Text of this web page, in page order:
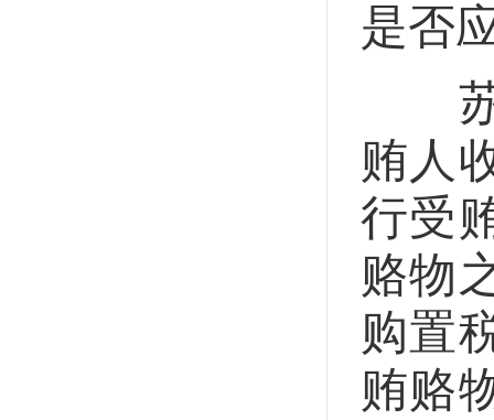
是否
苏
贿人
行受
赂物
购置
贿赂